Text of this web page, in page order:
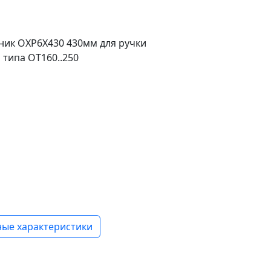
ОХP6X430 430мм для ручки
типа ОТ160..250
характеристики